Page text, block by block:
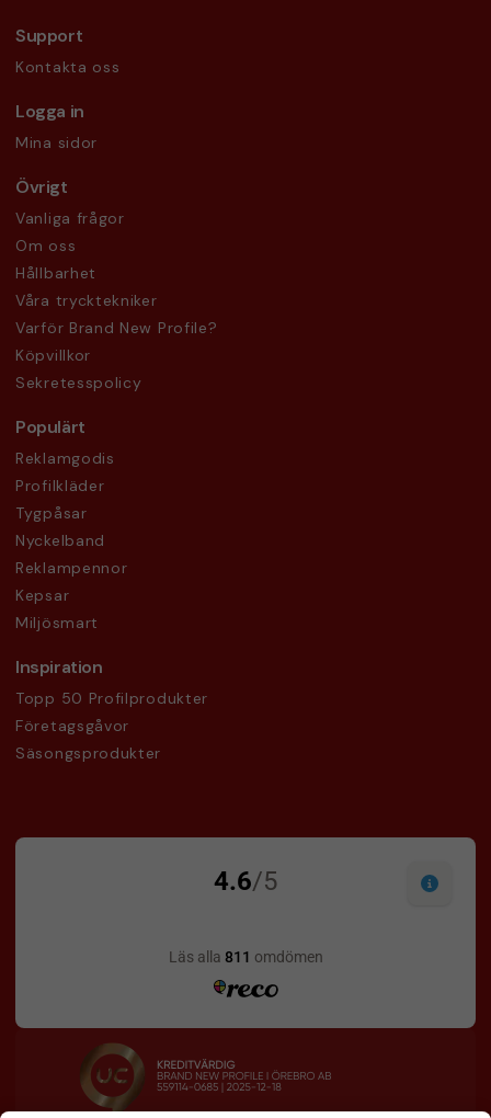
Support
Kontakta oss
Logga in
Mina sidor
Övrigt
Vanliga frågor
Om oss
Hållbarhet
Våra trycktekniker
Varför Brand New Profile?
Köpvillkor
Sekretesspolicy
Populärt
Reklamgodis
Profilkläder
Tygpåsar
Nyckelband
Reklampennor
Kepsar
Miljösmart
Inspiration
Topp 50 Profilprodukter
Företagsgåvor
Säsongsprodukter